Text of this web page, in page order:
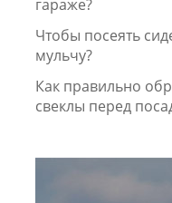
гараже?
Чтобы посеять
мульчу?
Как правильно
свеклы перед